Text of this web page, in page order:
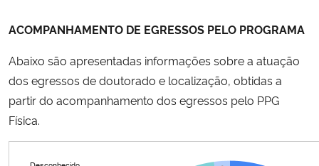
Ministério da Ciência, Tecnologia, Inovações e Comunicações
Ministério do Meio Ambiente
ACOMPANHAMENTO DE EGRESSOS PELO PROGRAMA
Abaixo são apresentadas informações sobre a atuação
dos egressos de doutorado e localização, obtidas a
partir do acompanhamento dos egressos pelo PPG
Física.